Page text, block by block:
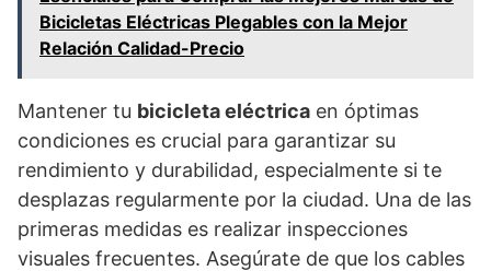
Bicicletas Eléctricas Plegables con la Mejor
Relación Calidad-Precio
Mantener tu bicicleta eléctrica en óptimas
condiciones es crucial para garantizar su
rendimiento y durabilidad, especialmente si te
desplazas regularmente por la ciudad. Una de las
primeras medidas es realizar inspecciones
visuales frecuentes. Asegúrate de que los cables